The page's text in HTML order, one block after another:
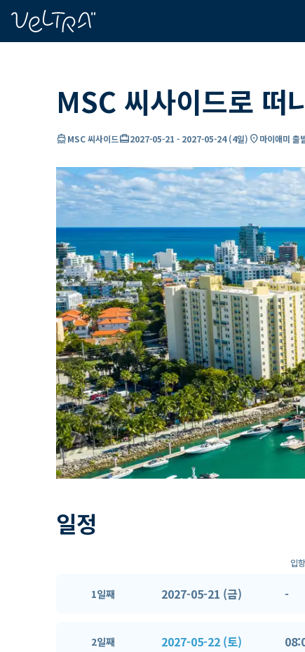
MSC 씨사이드로 떠
directions_boatMSC 씨사이드card_travel2027-05-21 - 2027-05-24(4일) location_on마이애미 출
일정
입항
1일째 2027-05-21 (금) -
2일째 2027-05-22 (토)